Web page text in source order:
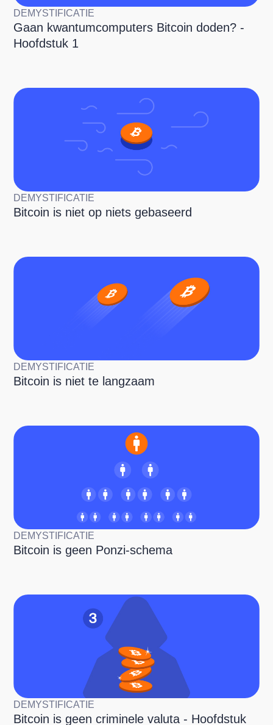
DEMYSTIFICATIE
Gaan kwantumcomputers Bitcoin doden? -
Hoofdstuk 1
DEMYSTIFICATIE
Bitcoin is niet op niets gebaseerd
DEMYSTIFICATIE
Bitcoin is niet te langzaam
DEMYSTIFICATIE
Bitcoin is geen Ponzi-schema
DEMYSTIFICATIE
Bitcoin is geen criminele valuta - Hoofdstuk